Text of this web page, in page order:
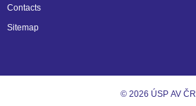
Contacts
Sitemap
© 2026 ÚSP AV ČR